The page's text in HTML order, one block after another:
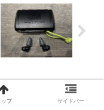
ップ サイドバー